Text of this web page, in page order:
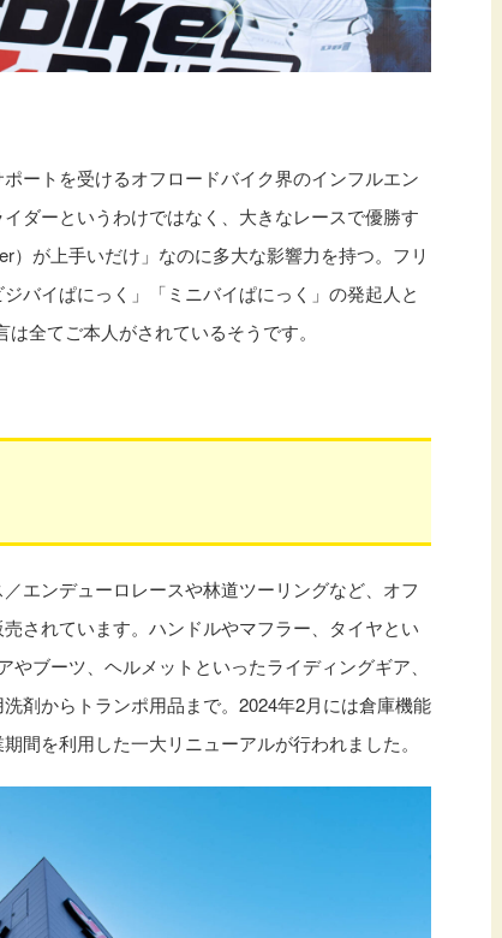
ートを受けるオフロードバイク界のインフルエン
ダーというわけではなく、大きなレースで優勝す
）が上手いだけ」なのに多大な影響力を持つ。フリ
バイぱにっく」「ミニバイぱにっく」の発起人と
全てご本人がされているそうです。
エンデューロレースや林道ツーリングなど、オフ
されています。ハンドルやマフラー、タイヤとい
ブーツ、ヘルメットといったライディングギア、
剤からトランポ用品まで。2024年2月には倉庫機能
間を利用した一大リニューアルが行われました。